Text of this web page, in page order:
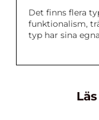
Det finns flera
funktionalism,
typ har sina